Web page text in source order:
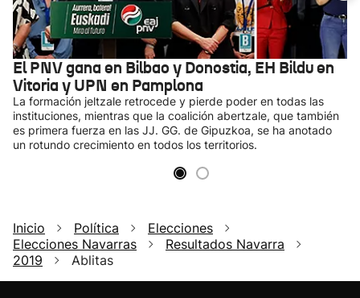
El PNV gana en Bilbao y Donostia, EH Bildu en
Vitoria y UPN en Pamplona
La formación jeltzale retrocede y pierde poder en todas las
instituciones, mientras que la coalición abertzale, que también
es primera fuerza en las JJ. GG. de Gipuzkoa, se ha anotado
un rotundo crecimiento en todos los territorios.
Inicio Política
Elecciones
Elecciones Navarras
Resultados Navarra
2019
Ablitas